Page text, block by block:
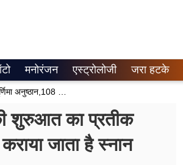
मनोरंजन एस्ट्रोलोजी जरा हटके
शुरुआत का प्रतीक
जाता है स्नान